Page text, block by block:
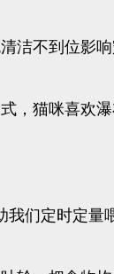
洁不到位影响
，猫咪喜欢瀑
们定时定量